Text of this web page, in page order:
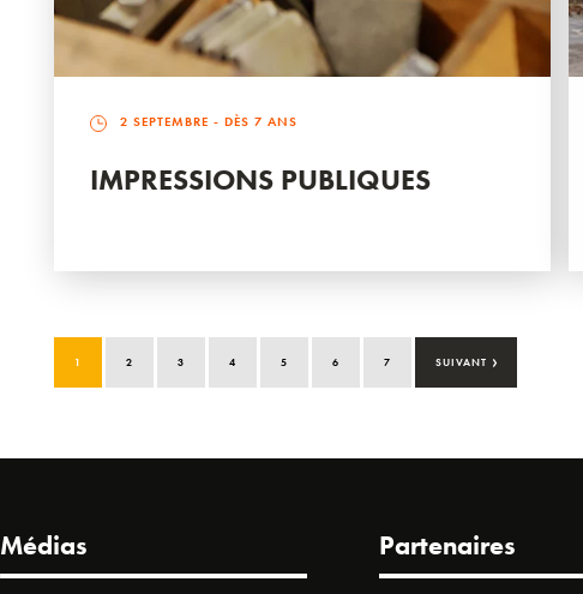
2 SEPTEMBRE - DÈS 7 ANS
IMPRESSIONS PUBLIQUES
1 2 3 4 5 6 7 SUIVANT ›
Médias Partenaires